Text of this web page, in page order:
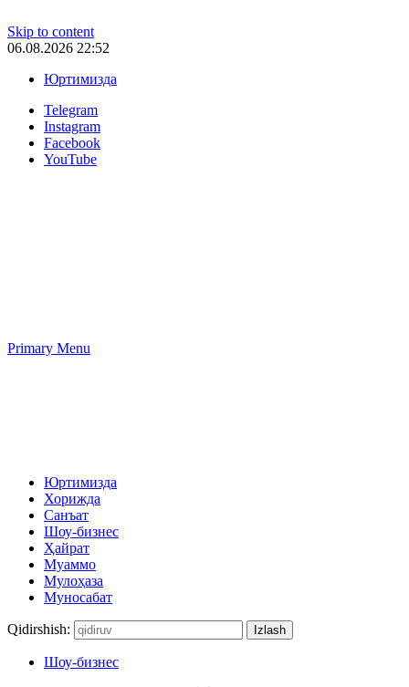
Skip to content
06.08.2026 22:52
Юртимизда
Telegram
Instagram
Facebook
YouTube
Primary Menu
Юртимизда
Хорижда
Санъат
Шоу-бизнес
Ҳайрат
Муаммо
Мулоҳаза
Муносабат
Qidirshish:
Шоу-бизнес